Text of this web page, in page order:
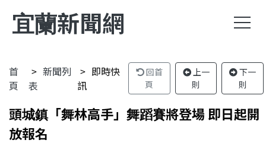
宜蘭新聞網
首
頁
新聞列
表
即時快
訊
回首
頁
上一
則
下一
則
頭城鎮「舞林高手」舞蹈賽將登場 即日起開
放報名